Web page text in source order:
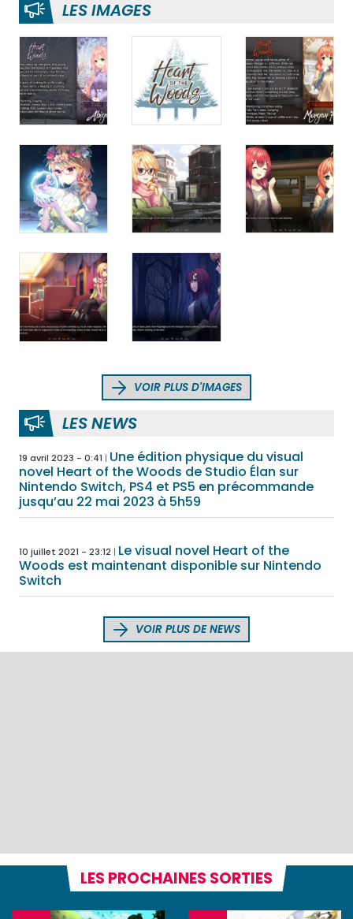
LES IMAGES
VOIR PLUS D'IMAGES
LES NEWS
19 avril 2023 - 0:41
Une édition physique du visual
novel Heart of the Woods de Studio Élan sur
Nintendo Switch, PS4 et PS5 en précommande
jusqu’au 22 mai 2023 à 5h59
10 juillet 2021 - 23:12
Le visual novel Heart of the
Woods est maintenant disponible sur Nintendo
Switch
VOIR PLUS DE NEWS
LES PROCHAINES SORTIES